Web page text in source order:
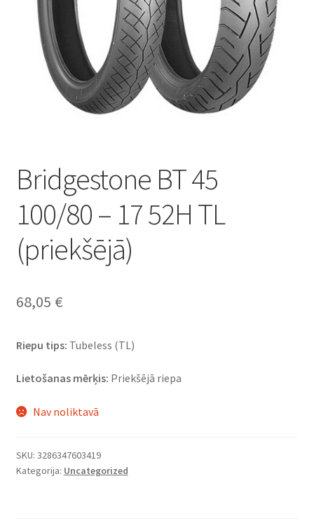
Bridgestone BT 45
100/80 – 17 52H TL
(priekšējā)
68,05 €
Riepu tips: Tubeless (TL)
Lietošanas mērķis: Priekšējā riepa
Nav noliktavā
SKU: 3286347603419
Kategorija: Uncategorized